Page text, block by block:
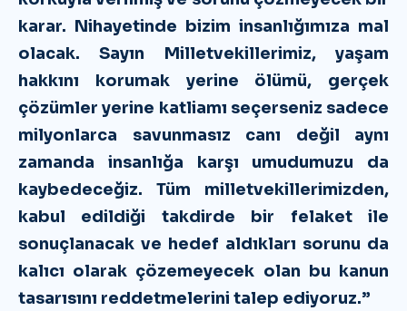
karar. Nihayetinde bizim insanlığımıza mal
olacak. Sayın Milletvekillerimiz, yaşam
hakkını korumak yerine ölümü, gerçek
çözümler yerine katliamı seçerseniz sadece
milyonlarca savunmasız canı değil aynı
zamanda insanlığa karşı umudumuzu da
kaybedeceğiz. Tüm milletvekillerimizden,
kabul edildiği takdirde bir felaket ile
sonuçlanacak ve hedef aldıkları sorunu da
kalıcı olarak çözemeyecek olan bu kanun
tasarısını reddetmelerini talep ediyoruz.”